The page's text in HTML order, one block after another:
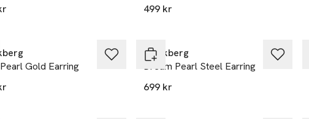
499 kr
Gold Earring
Mockberg
Dream Pearl Steel Earring
699 kr